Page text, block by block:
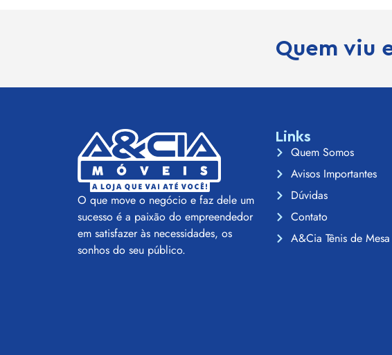
Quem viu
O que move o negócio e faz dele um
sucesso é a paixão do empreendedor
em satisfazer às necessidades, os
sonhos do seu público.
Links
Quem Somos
Avisos Importantes
Dúvidas
Contato
A&Cia Tênis de Mesa